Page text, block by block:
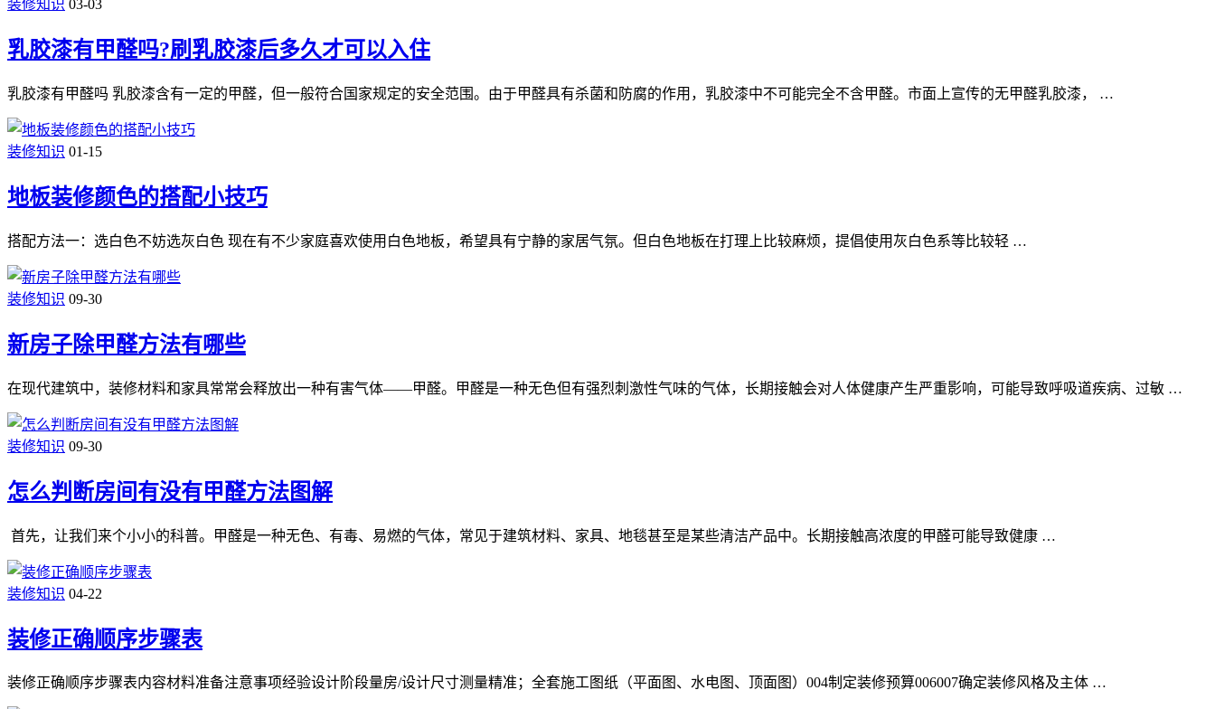
装修知识 03-03
乳胶漆有甲醛吗?刷乳胶漆后多久才可以入住
乳胶漆有甲醛吗 乳胶漆含有一定的甲醛，但一般符合国家规定的安全范围。由于甲醛具有杀菌和防腐的作用，乳胶漆中不可能完全不含甲醛。市面上宣传的无甲醛乳胶漆， …
装修知识 01-15
地板装修颜色的搭配小技巧
搭配方法一：选白色不妨选灰白色 现在有不少家庭喜欢使用白色地板，希望具有宁静的家居气氛。但白色地板在打理上比较麻烦，提倡使用灰白色系等比较轻 …
装修知识 09-30
新房子除甲醛方法有哪些
在现代建筑中，装修材料和家具常常会释放出一种有害气体——甲醛。甲醛是一种无色但有强烈刺激性气味的气体，长期接触会对人体健康产生严重影响，可能导致呼吸道疾病、过敏 …
装修知识 09-30
怎么判断房间有没有甲醛方法图解
首先，让我们来个小小的科普。甲醛是一种无色、有毒、易燃的气体，常见于建筑材料、家具、地毯甚至是某些清洁产品中。长期接触高浓度的甲醛可能导致健康 …
装修知识 04-22
装修正确顺序步骤表
装修正确顺序步骤表内容材料准备注意事项经验设计阶段量房/设计尺寸测量精准；全套施工图纸（平面图、水电图、顶面图）004制定装修预算006007确定装修风格及主体 …